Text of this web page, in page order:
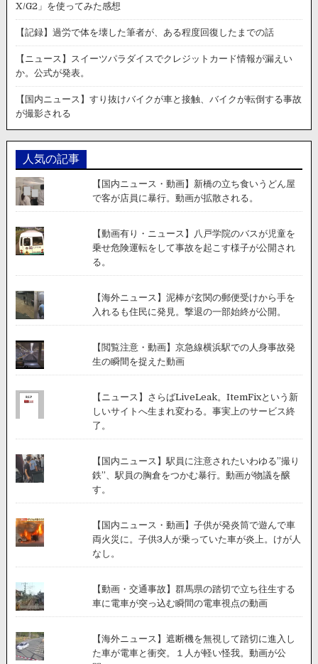
イ
ス
利
用
の
ク
ッ
ー
ド
不
利
用
相
い
で
報
告。
同
社
現
在
X/G2」を使ってみた感想
【記録】過労で体を壊した筆者が、ある程度回復したまでの話
【ニュース】スイーツパラダイスでクレジットカード情報が漏えい
か。公式が発表。
【国内ニュース】すり抜けバイクが車と接触、バイクが転倒する事故
が撮影される
人気の記事
【国内ニュース・動画】新橋の立ち食いうどん屋
で客が店員に暴行。動画が拡散される。
【動画有り・ニュース】八戸学院のバスが児童を
乗せ危険運転をして事故を起こす様子が公開され
る。
【海外ニュース】泥棒が玄関の郵便受けから手を
入れるも住民に発見。撃退の一部始終が公開。
【閲覧注意・動画】京急線横浜駅での人身事故発
生の瞬間を捉えた動画
【ニュース】さらばLiveLeak。ItemFixという新
しいサイトへ生まれ変わる。事実上のサービス終
了。
【国内ニュース】駅員に注意されたいわゆる”撮り
鉄”、駅員の胸倉をつかむ暴行。動画が物議を醸
す。
【国内ニュース・動画】子供が発炎筒で遊んで車
両火災に。子供3人が乗っていた車が炎上。けが人
なし。
【動画・交通事故】群馬県の踏切で立ち往生する
車に電車が突っ込む瞬間の電車視点の動画
【海外ニュース】遮断機を無視して踏切に進入し
た車が電車と衝突。１人が軽い怪我。動画が公